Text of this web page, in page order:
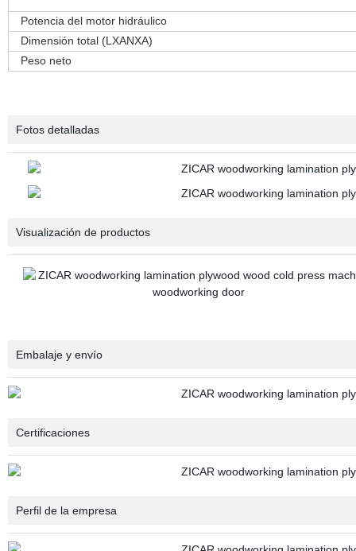
Potencia del motor hidráulico
Dimensión total (LXANXA)
Peso neto
Fotos detalladas
Visualización de productos
Embalaje y envío
Certificaciones
Perfil de la empresa